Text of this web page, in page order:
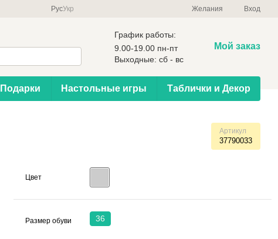
РусУкр Желания Вход
График работы:
9.00-19.00 пн-пт
Выходные: сб - вс
Мой заказ
Подарки Настольные игры Таблички и Декор
Артикул
37790033
Цвет
Размер обуви 36